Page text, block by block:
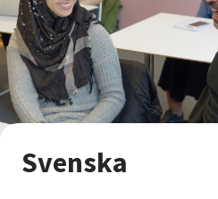
Starta studiecirkel
Cirkelledare
Svenska